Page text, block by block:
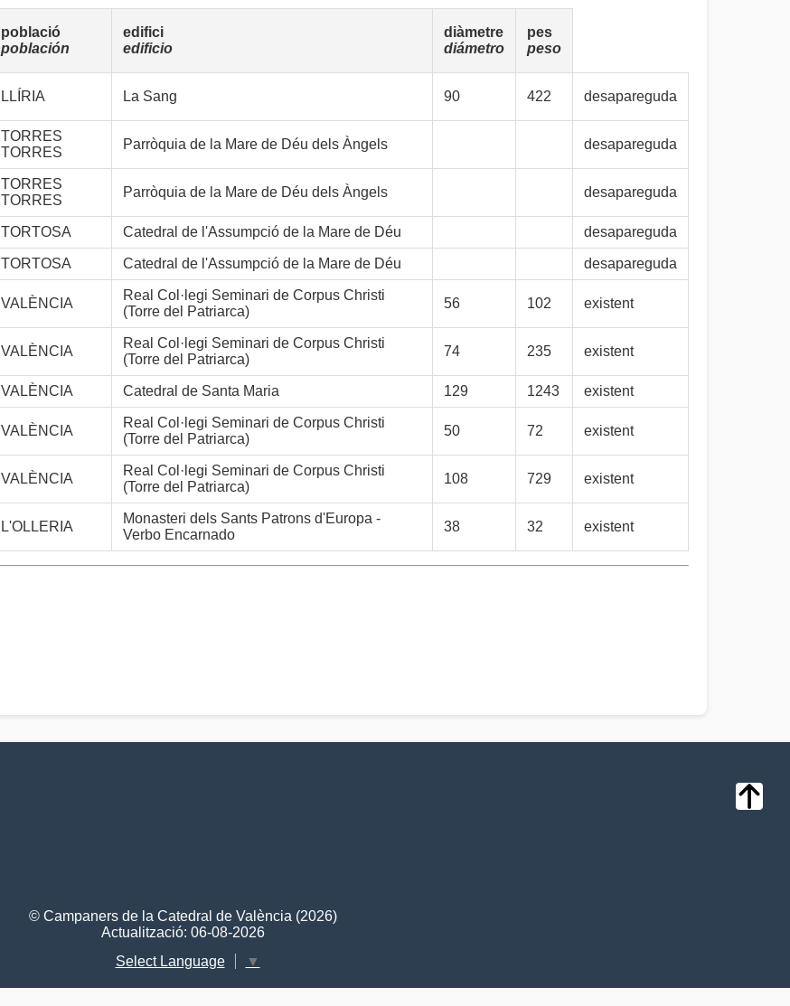
població
población
edifici
edificio
diàmetre
diámetro
pes
peso
LLÍRIA La Sang 90 422 desapareguda
TORRES
TORRES
Parròquia de la Mare de Déu dels Àngels desapareguda
TORRES
TORRES
Parròquia de la Mare de Déu dels Àngels desapareguda
TORTOSA Catedral de l'Assumpció de la Mare de Déu desapareguda
TORTOSA Catedral de l'Assumpció de la Mare de Déu desapareguda
VALÈNCIA
Real Col·legi Seminari de Corpus Christi
(Torre del Patriarca)
56 102 existent
VALÈNCIA
Real Col·legi Seminari de Corpus Christi
(Torre del Patriarca)
74 235 existent
VALÈNCIA Catedral de Santa Maria 129 1243 existent
VALÈNCIA
Real Col·legi Seminari de Corpus Christi
(Torre del Patriarca)
50 72 existent
VALÈNCIA
Real Col·legi Seminari de Corpus Christi
(Torre del Patriarca)
108 729 existent
L'OLLERIA
Monasteri dels Sants Patrons d'Europa -
Verbo Encarnado
38 32 existent
© Campaners de la Catedral de València (2026)
Actualització: 06-08-2026
Select Language
▼